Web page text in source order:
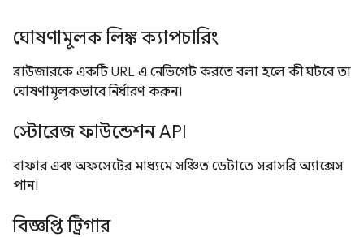
ঘোষণামূলক লিঙ্ক ক্যাপচারিং
ব্রাউজারকে একটি URL এ নেভিগেট করতে বলা হলে কী ঘটবে তা
ঘোষণামূলকভাবে নির্ধারণ করুন।
স্টোরেজ ফাউন্ডেশন API
বাফার এবং অফসেটের মাধ্যমে সঞ্চিত ডেটাতে সরাসরি অ্যাক্সেস
পান।
বিজ্ঞপ্তি ট্রিগার